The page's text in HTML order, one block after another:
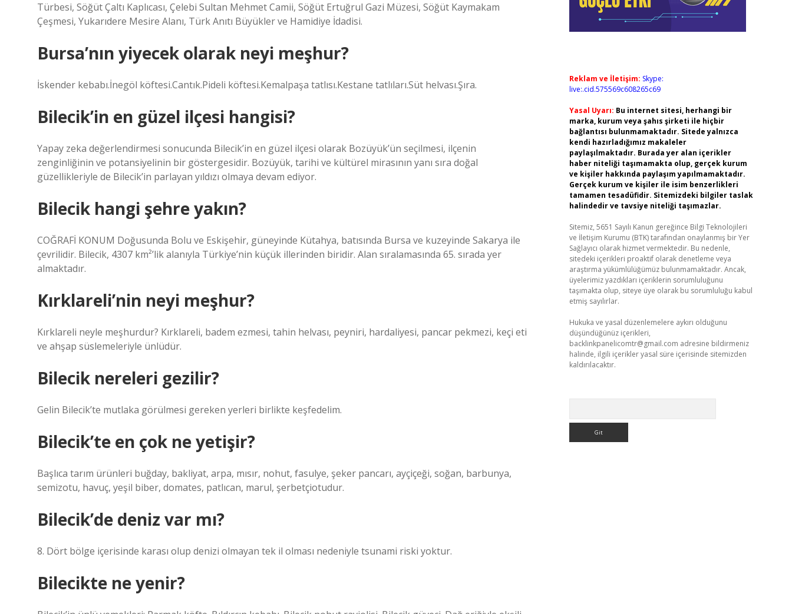
Türbesi, Söğüt Çaltı Kaplıcası, Çelebi Sultan Mehmet Camii, Söğüt Ertuğrul Gazi Müzesi, Söğüt Kaymakam
Çeşmesi, Yukarıdere Mesire Alanı, Türk Anıtı Büyükler ve Hamidiye İdadisi.
Bursa’nın yiyecek olarak neyi meşhur?
İskender kebabı.İnegöl köftesi.Cantık.Pideli köftesi.Kemalpaşa tatlısı.Kestane tatlıları.Süt helvası.Şıra.
Bilecik’in en güzel ilçesi hangisi?
Yapay zeka değerlendirmesi sonucunda Bilecik’in en güzel ilçesi olarak Bozüyük’ün seçilmesi, ilçenin
zenginliğinin ve potansiyelinin bir göstergesidir. Bozüyük, tarihi ve kültürel mirasının yanı sıra doğal
güzellikleriyle de Bilecik’in parlayan yıldızı olmaya devam ediyor.
Bilecik hangi şehre yakın?
COĞRAFİ KONUM Doğusunda Bolu ve Eskişehir, güneyinde Kütahya, batısında Bursa ve kuzeyinde Sakarya ile
çevrilidir. Bilecik, 4307 km²’lik alanıyla Türkiye’nin küçük illerinden biridir. Alan sıralamasında 65. sırada yer
almaktadır.
Kırklareli’nin neyi meşhur?
Kırklareli neyle meşhurdur? Kırklareli, badem ezmesi, tahin helvası, peyniri, hardaliyesi, pancar pekmezi, keçi eti
ve ahşap süslemeleriyle ünlüdür.
Bilecik nereleri gezilir?
Gelin Bilecik’te mutlaka görülmesi gereken yerleri birlikte keşfedelim.
Bilecik’te en çok ne yetişir?
Başlıca tarım ürünleri buğday, bakliyat, arpa, mısır, nohut, fasulye, şeker pancarı, ayçiçeği, soğan, barbunya,
semizotu, havuç, yeşil biber, domates, patlıcan, marul, şerbetçiotudur.
Bilecik’de deniz var mı?
8. Dört bölge içerisinde karası olup denizi olmayan tek il olması nedeniyle tsunami riski yoktur.
Bilecikte ne yenir?
Reklam ve İletişim: Skype:
live:.cid.575569c608265c69
Yasal Uyarı: Bu internet sitesi, herhangi bir
marka, kurum veya şahıs şirketi ile hiçbir
bağlantısı bulunmamaktadır. Sitede yalnızca
kendi hazırladığımız makaleler
paylaşılmaktadır. Burada yer alan içerikler
haber niteliği taşımamakta olup, gerçek kurum
ve kişiler hakkında paylaşım yapılmamaktadır.
Gerçek kurum ve kişiler ile isim benzerlikleri
tamamen tesadüfidir. Sitemizdeki bilgiler taslak
halindedir ve tavsiye niteliği taşımazlar.
Sitemiz, 5651 Sayılı Kanun gereğince Bilgi Teknolojileri
ve İletişim Kurumu (BTK) tarafından onaylanmış bir Yer
Sağlayıcı olarak hizmet vermektedir. Bu nedenle,
sitedeki içerikleri proaktif olarak denetleme veya
araştırma yükümlülüğümüz bulunmamaktadır. Ancak,
üyelerimiz yazdıkları içeriklerin sorumluluğunu
taşımakta olup, siteye üye olarak bu sorumluluğu kabul
etmiş sayılırlar.
Hukuka ve yasal düzenlemelere aykırı olduğunu
düşündüğünüz içerikleri,
backlinkpanelicomtr@gmail.com adresine bildirmeniz
halinde, ilgili içerikler yasal süre içerisinde sitemizden
kaldırılacaktır.